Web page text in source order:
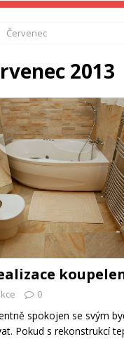
Červenec
2013
0
spokojen se svým
Pokud s rekonstrukcí